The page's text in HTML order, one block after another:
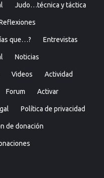
Judo…técnica y táctica
que…? Entrevistas
Noticias
Videos Actividad
Forum Activar
Política de privacidad
de donación